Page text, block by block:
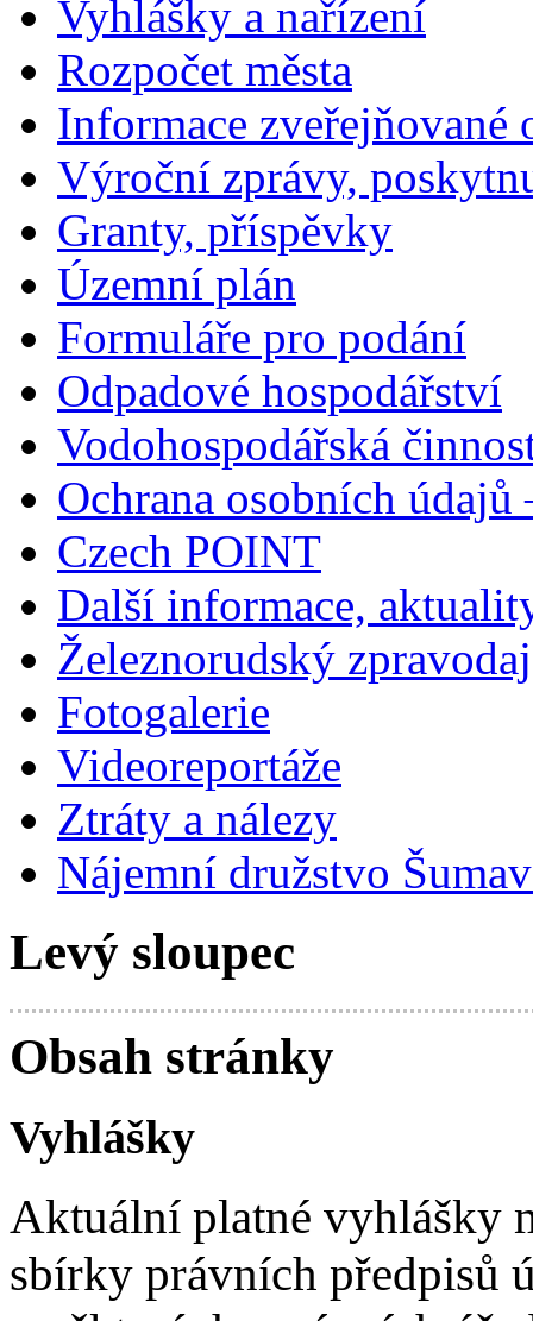
Vyhlášky a nařízení
Rozpočet města
Informace zveřejňované
Výroční zprávy,
Granty, příspěvky
Územní plán
Formuláře pro podání
Odpadové hospodářství
Vodohospodářská
Ochrana osobních údajů
Czech POINT
Další informace,
Železnorudský zpravodaj
Fotogalerie
Videoreportáže
Ztráty a nálezy
Nájemní družstvo
Levý sloupec
Obsah stránky
Vyhlášky
Aktuální platné vyhlášky
sbírky právních předpisů